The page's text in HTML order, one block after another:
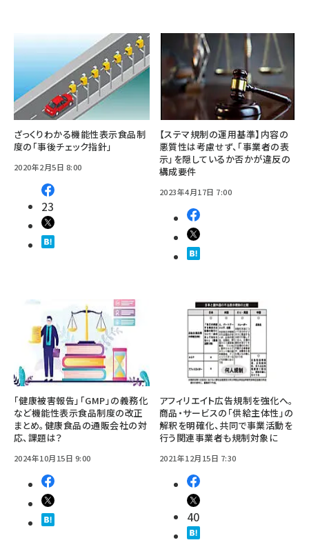
ざっくりわかる機能性表示食品制
度の「事後チェック指針」
2020年2月5日 8:00
23
【ステマ規制の運用基準】内容の
悪質性は考慮せず、「事業者の表
示」を隠しているか否かが違反の
構成要件
2023年4月17日 7:00
「健康被害報告」「GMP」の義務化
など機能性表示食品制度の改正
まとめ。健康食品の通販会社の対
応、課題は？
2024年10月15日 9:00
アフィリエイト広告規制を強化へ。
商品・サービスの「供給主体性」の
解釈を明確化、共同で事業活動を
行う関連事業者も規制対象に
2021年12月15日 7:30
40